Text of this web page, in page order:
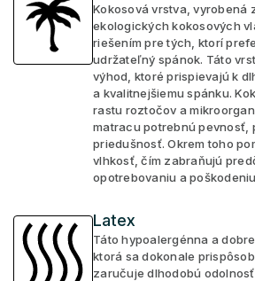
Kokosová vrstva, vyrobená
ekologických kokosových
riešením pre tých, ktorí
udržateľný spánok. Táto
výhod, ktoré prispievajú k
a kvalitnejšiemu spánku.
rastu roztočov a
matracu potrebnú pevnosť,
priedušnosť. Okrem toho
vlhkosť, čím zabraňujú
opotrebovaniu a
Latex
Táto hypoalergénna a
ktorá sa dokonale
zaručuje dlhodobú